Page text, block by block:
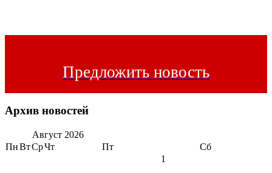
Предложить новость
Архив новостей
Август 2026
ПнВтСрЧт Пт Сб
1